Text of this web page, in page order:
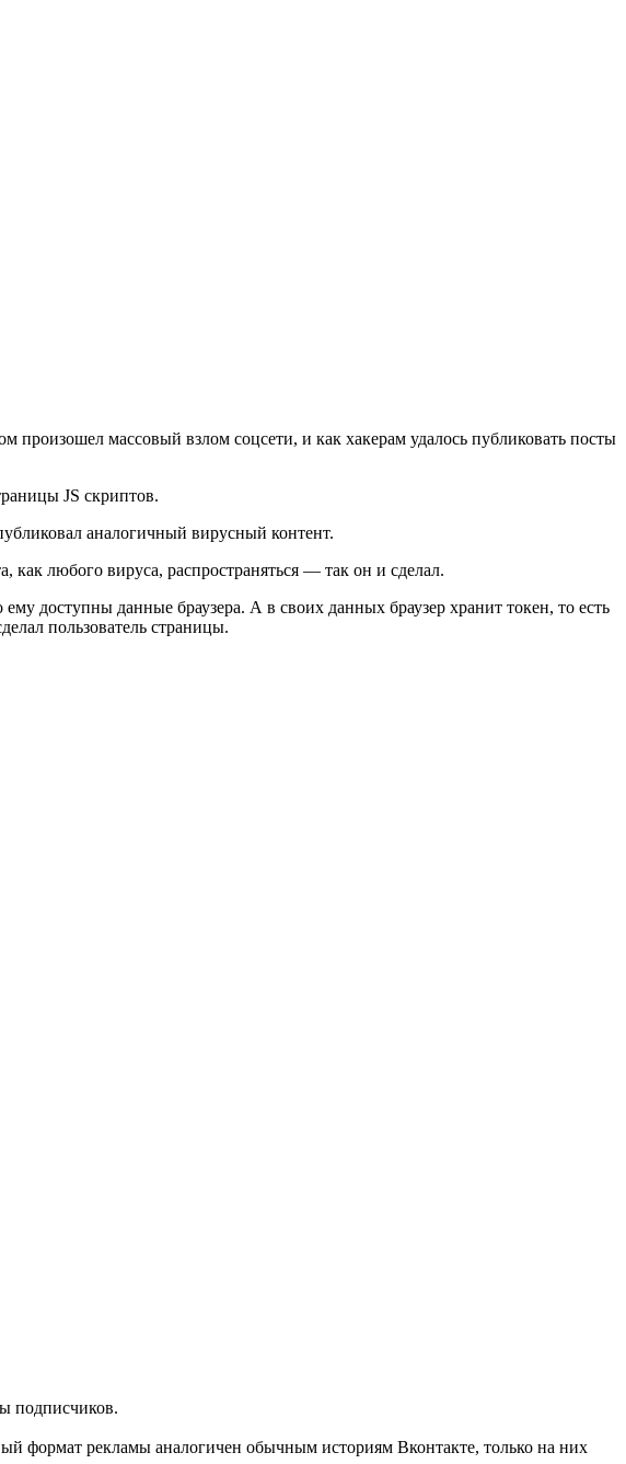
массовый взлом соцсети, и как хакерам удалось публиковать посты
JS скриптов.
аналогичный вирусный контент.
как любого вируса, распространяться — так он и сделал.
доступны данные браузера. А в своих данных браузер хранит токен, то есть
пользователь страницы.
подписчиков.
формат рекламы аналогичен обычным историям Вконтакте, только на них